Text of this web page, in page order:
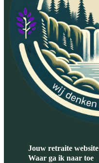
Jouw retraite website
Waar ga ik naar toe